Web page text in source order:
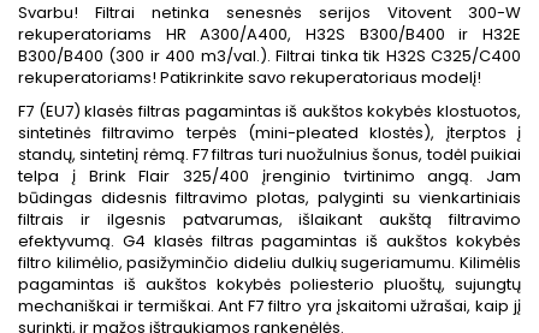
Svarbu! Filtrai netinka senesnės serijos Vitovent 300-W
rekuperatoriams HR A300/A400, H32S B300/B400 ir H32E
B300/B400 (300 ir 400 m3/val.). Filtrai tinka tik H32S C325/C400
rekuperatoriams! Patikrinkite savo rekuperatoriaus modelį!
F7 (EU7) klasės filtras pagamintas iš aukštos kokybės klostuotos,
sintetinės filtravimo terpės (mini-pleated klostės), įterptos į
standų, sintetinį rėmą. F7 filtras turi nuožulnius šonus, todėl puikiai
telpa į Brink Flair 325/400 įrenginio tvirtinimo angą. Jam
būdingas didesnis filtravimo plotas, palyginti su vienkartiniais
filtrais ir ilgesnis patvarumas, išlaikant aukštą filtravimo
efektyvumą. G4 klasės filtras pagamintas iš aukštos kokybės
filtro kilimėlio, pasižyminčio dideliu dulkių sugeriamumu. Kilimėlis
pagamintas iš aukštos kokybės poliesterio pluoštų, sujungtų
mechaniškai ir termiškai. Ant F7 filtro yra įskaitomi užrašai, kaip jį
surinkti, ir mažos ištraukiamos rankenėlės.